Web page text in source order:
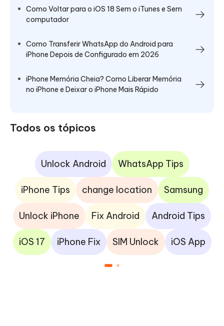
Como Voltar para o iOS 18 Sem o iTunes e Sem
computador
Como Transferir WhatsApp do Android para
iPhone Depois de Configurado em 2026
iPhone Memória Cheia? Como Liberar Memória
no iPhone e Deixar o iPhone Mais Rápido
Todos os tópicos
Unlock Android WhatsApp Tips
iPhone Tips change location Samsung
Unlock iPhone Fix Android Android Tips
iOS 17 iPhone Fix SIM Unlock iOS App